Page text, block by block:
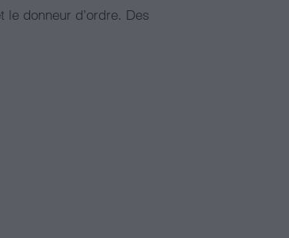
le donneur d’ordre. Des